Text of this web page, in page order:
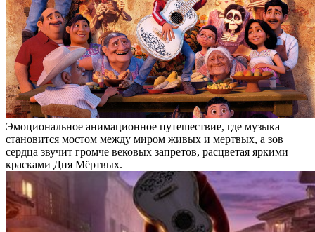
Эмоциональное анимационное путешествие, где музыка
становится мостом между миром живых и мертвых, а зов
сердца звучит громче вековых запретов, расцветая яркими
красками Дня Мёртвых.